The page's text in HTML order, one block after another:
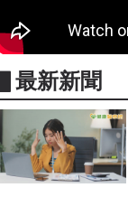
▋最新新聞